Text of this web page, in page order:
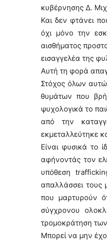
κυβέρνησης Δ.
Και δεν φτάνει
όχι μόνο την
αισθήματος
εισαγγελέα της
Αυτή τη φορά
Στόχος όλων
θυμάτων που
ψυχολογικά το
από την
εκμεταλλεύτηκε
Είναι φυσικά το
αφήνοντάς τον
υπόθεση
απαλλάσσει τους
που μαρτυρούν
σύγχρονου
τρομοκράτηση
Μπορεί να μην